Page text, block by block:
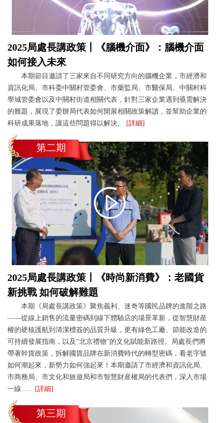
2025局處長講政策丨《腦機介面》：腦機介面
如何接入未來
本期節目邀請了三家來自不同研究方向的腦機企業，市經濟和
資訊化局、市科委中關村管委會、市藥監局、市醫保局、中關村科
學城管委會以及中關村街道相關代表，針對三家企業遇到亟需解決
的難題，展現了委辦局代表如何開展相關政策解讀，並幫助企業的
科研成果落地，讓這些問題得以解決。
[詳細]
第二期
2025局處長講政策丨《時尚新消費》：老國貨
新挑戰 如何破解難題
本期《局處長講政策》聚焦義利、迷奇等國民品牌的進階之路
——從線上銷售的流量密碼到線下體驗店的場景革新，從智慧財産
權的硬核護航到清潔標簽的品質升級，更有綠色工廠、節能改造的
可持續發展指南，以及“北京禮物”的文化賦能新路徑。局處長們將
帶著幹貨政策，拆解國貨品牌在新消費時代的轉型密碼，看老字號
如何潮起來，新勢力如何強起來！本期邀請了市經濟和資訊化局、
市商務局、市文化和旅遊局和市智慧財産權局的代表們，深入市場
一線...... [詳細]
第三期